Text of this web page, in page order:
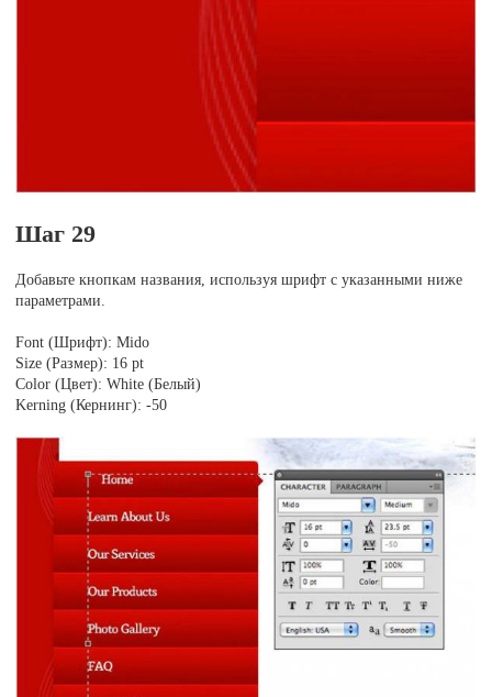
Шаг 29
Добавьте кнопкам названия, используя шрифт с указанными ниже
параметрами.
Font (Шрифт): Mido
Size (Размер): 16 pt
Color (Цвет): White (Белый)
Kerning (Кернинг): -50